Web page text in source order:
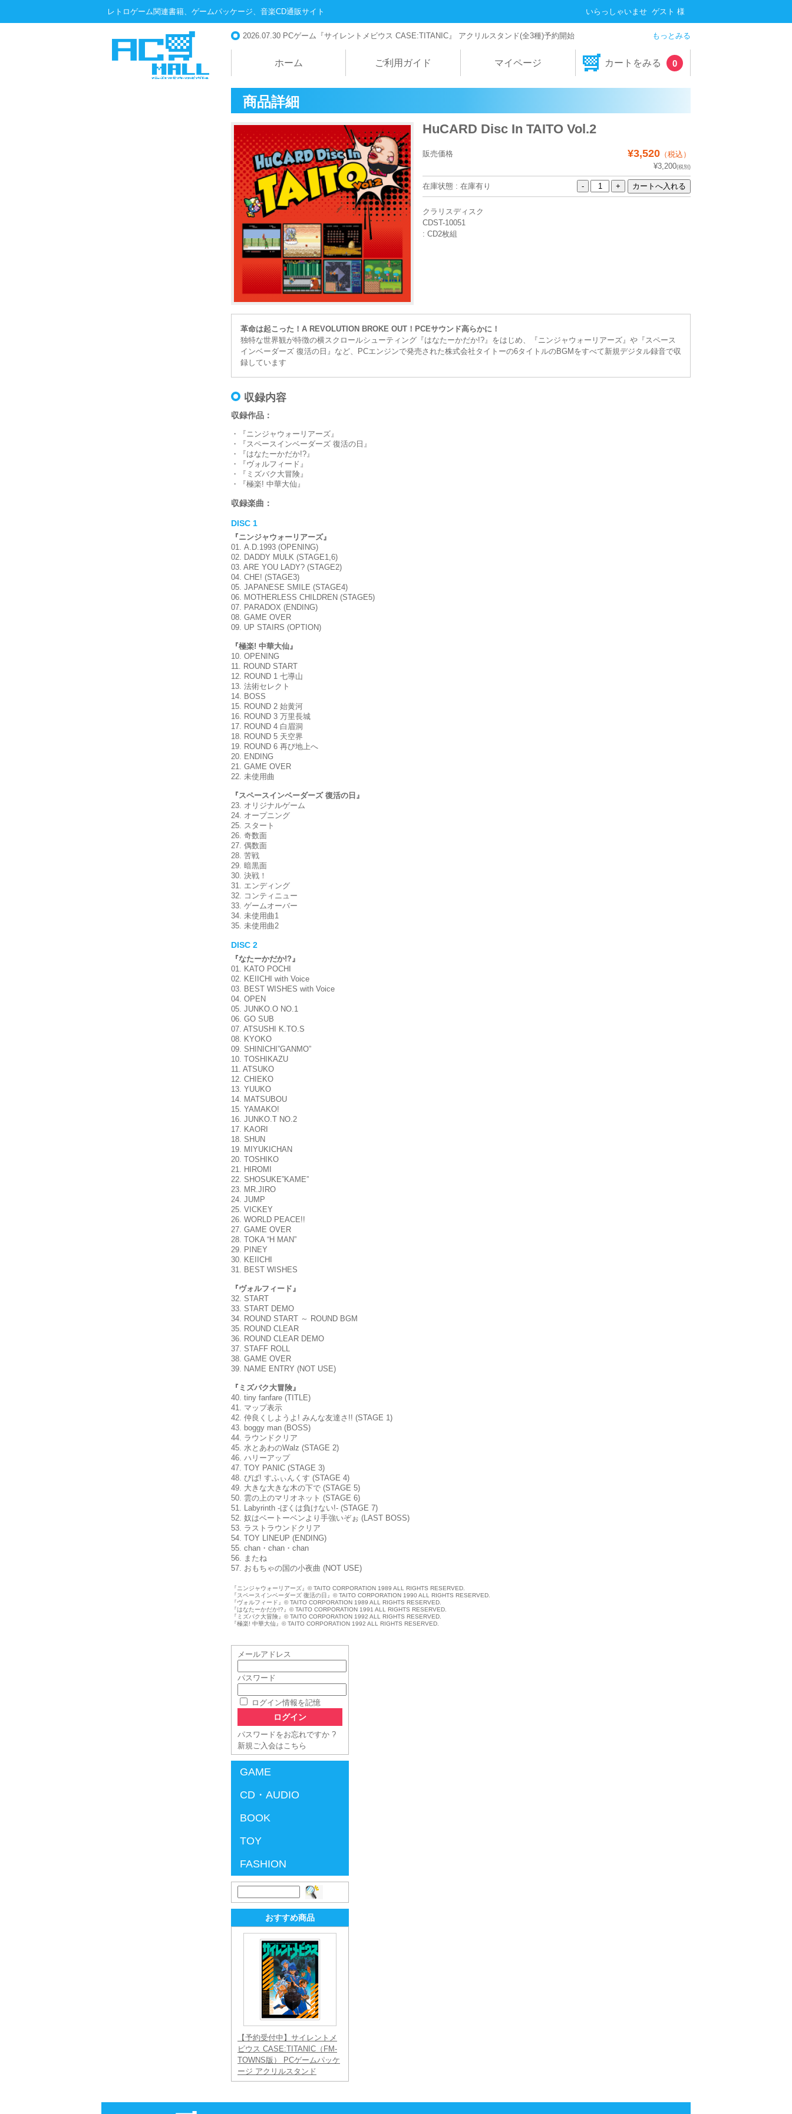
レトロゲーム関連書籍、ゲームパッケージ、音楽CD通販サイト いらっしゃいませ ゲスト 様
もっとみる
2026.07.30 PCゲーム『サイレントメビウス CASE:TITANIC』 アクリルスタンド(全3種)予約開始
ホーム ご利用ガイド マイページ カートをみる 0
商品詳細
HuCARD Disc In TAITO Vol.2
販売価格 ¥3,520 （税込）
¥3,200(税別)
在庫状態 : 在庫有り
クラリスディスク
CDST-10051
: CD2枚組
革命は起こった！A REVOLUTION BROKE OUT！PCEサウンド高らかに！
独特な世界観が特徴の横スクロールシューティング『はなたーかだか!?』をはじめ、『ニンジャウォーリアーズ』や『スペース
インベーダーズ 復活の日』など、PCエンジンで発売された株式会社タイトーの6タイトルのBGMをすべて新規デジタル録音で収
録しています
収録内容
収録作品：
・『ニンジャウォーリアーズ』
・『スペースインベーダーズ 復活の日』
・『はなたーかだか!?』
・『ヴォルフィード』
・『ミズバク大冒険』
・『極楽! 中華大仙』
収録楽曲：
DISC 1
『ニンジャウォーリアーズ』
01. A.D.1993 (OPENING)
02. DADDY MULK (STAGE1,6)
03. ARE YOU LADY? (STAGE2)
04. CHE! (STAGE3)
05. JAPANESE SMILE (STAGE4)
06. MOTHERLESS CHILDREN (STAGE5)
07. PARADOX (ENDING)
08. GAME OVER
09. UP STAIRS (OPTION)
『極楽! 中華大仙』
10. OPENING
11. ROUND START
12. ROUND 1 七導山
13. 法術セレクト
14. BOSS
15. ROUND 2 始黄河
16. ROUND 3 万里長城
17. ROUND 4 白眉洞
18. ROUND 5 天空界
19. ROUND 6 再び地上へ
20. ENDING
21. GAME OVER
22. 未使用曲
『スペースインベーダーズ 復活の日』
23. オリジナルゲーム
24. オープニング
25. スタート
26. 奇数面
27. 偶数面
28. 苦戦
29. 暗黒面
30. 決戦！
31. エンディング
32. コンティニュー
33. ゲームオーバー
34. 未使用曲1
35. 未使用曲2
DISC 2
『なたーかだか!?』
01. KATO POCHI
02. KEIICHI with Voice
03. BEST WISHES with Voice
04. OPEN
05. JUNKO.O NO.1
06. GO SUB
07. ATSUSHI K.TO.S
08. KYOKO
09. SHINICHI”GANMO”
10. TOSHIKAZU
11. ATSUKO
12. CHIEKO
13. YUUKO
14. MATSUBOU
15. YAMAKO!
16. JUNKO.T NO.2
17. KAORI
18. SHUN
19. MIYUKICHAN
20. TOSHIKO
21. HIROMI
22. SHOSUKE”KAME”
23. MR.JIRO
24. JUMP
25. VICKEY
26. WORLD PEACE!!
27. GAME OVER
28. TOKA “H MAN”
29. PINEY
30. KEIICHI
31. BEST WISHES
『ヴォルフィード』
32. START
33. START DEMO
34. ROUND START ～ ROUND BGM
35. ROUND CLEAR
36. ROUND CLEAR DEMO
37. STAFF ROLL
38. GAME OVER
39. NAME ENTRY (NOT USE)
『ミズバク大冒険』
40. tiny fanfare (TITLE)
41. マップ表示
42. 仲良くしようよ! みんな友達さ!! (STAGE 1)
43. boggy man (BOSS)
44. ラウンドクリア
45. 水とあわのWalz (STAGE 2)
46. ハリーアップ
47. TOY PANIC (STAGE 3)
48. びば! すふぃんくす (STAGE 4)
49. 大きな大きな木の下で (STAGE 5)
50. 雲の上のマリオネット (STAGE 6)
51. Labyrinth -ぼくは負けない!- (STAGE 7)
52. 奴はベートーベンより手強いぞぉ (LAST BOSS)
53. ラストラウンドクリア
54. TOY LINEUP (ENDING)
55. chan・chan・chan
56. またね
57. おもちゃの国の小夜曲 (NOT USE)
『ニンジャウォーリアーズ』© TAITO CORPORATION 1989 ALL RIGHTS RESERVED.
『スペースインベーダーズ 復活の日』© TAITO CORPORATION 1990 ALL RIGHTS RESERVED.
『ヴォルフィード』© TAITO CORPORATION 1989 ALL RIGHTS RESERVED.
『はなたーかだか!?』© TAITO CORPORATION 1991 ALL RIGHTS RESERVED.
『ミズバク大冒険』© TAITO CORPORATION 1992 ALL RIGHTS RESERVED.
『極楽! 中華大仙』© TAITO CORPORATION 1992 ALL RIGHTS RESERVED.
メールアドレス
パスワード
ログイン情報を記憶
パスワードをお忘れですか ?
新規ご入会はこちら
GAME
CD・AUDIO
BOOK
TOY
FASHION
索:
おすすめ商品
【予約受付中】サイレントメ
ビウス CASE:TITANIC（FM-
TOWNS版） PCゲームパッケ
ージ アクリルスタンド